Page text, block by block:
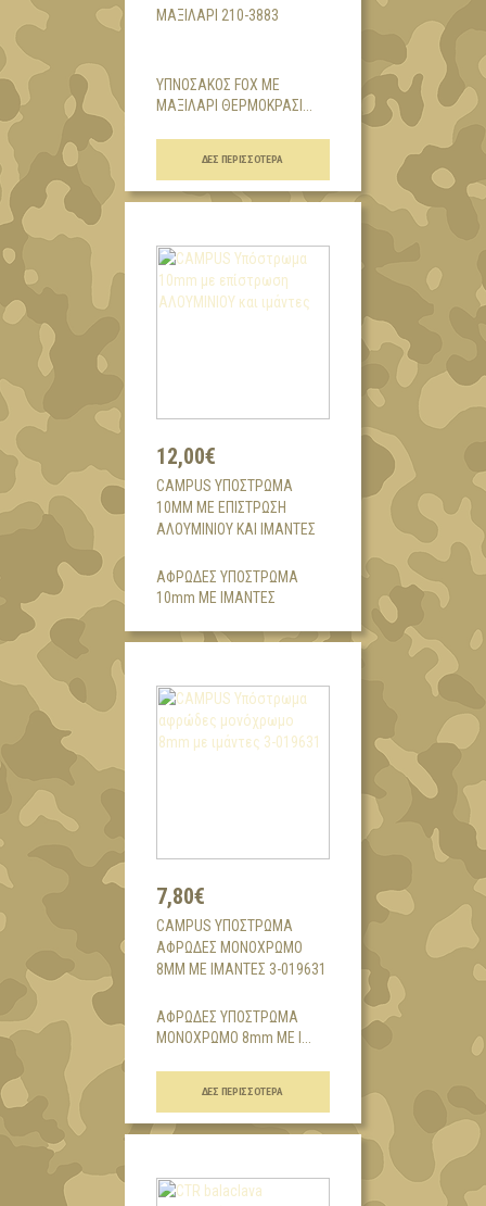
ΜΑΞΙΛΆΡΙ 210-3883
ΥΠΝΟΣΑΚΟΣ FOX ΜΕ
ΜΑΞΙΛΑΡΙ ΘΕΡΜΟΚΡΑΣΙ...
ΔΕΣ ΠΕΡΙΣΣΌΤΕΡΑ
12,00€
CAMPUS ΥΠΌΣΤΡΩΜΑ
10MM ΜΕ ΕΠΊΣΤΡΩΣΗ
ΑΛΟΥΜΙΝΙΟΥ ΚΑΙ ΙΜΆΝΤΕΣ
ΑΦΡΩΔΕΣ ΥΠΟΣΤΡΩΜΑ
10mm ΜΕ ΙΜΑΝΤΕΣ
7,80€
CAMPUS ΥΠΌΣΤΡΩΜΑ
ΑΦΡΏΔΕΣ ΜΟΝΌΧΡΩΜΟ
8MM ΜΕ ΙΜΆΝΤΕΣ 3-019631
ΑΦΡΩΔΕΣ ΥΠΟΣΤΡΩΜΑ
ΜΟΝΟΧΡΩΜΟ 8mm ΜΕ Ι...
ΔΕΣ ΠΕΡΙΣΣΌΤΕΡΑ